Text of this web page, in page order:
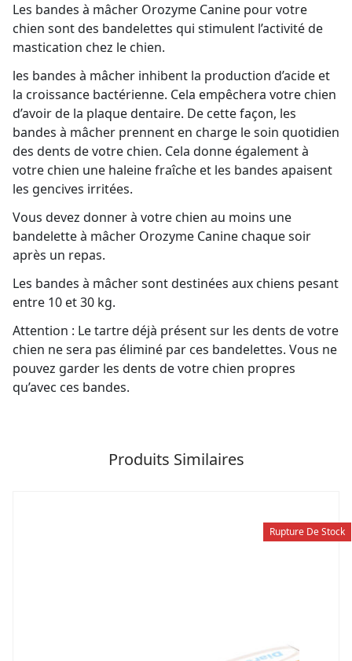
Les bandes à mâcher Orozyme Canine pour votre
chien sont des bandelettes qui stimulent l’activité de
mastication chez le chien.
les bandes à mâcher inhibent la production d’acide et
la croissance bactérienne. Cela empêchera votre chien
d’avoir de la plaque dentaire. De cette façon, les
bandes à mâcher prennent en charge le soin quotidien
des dents de votre chien. Cela donne également à
votre chien une haleine fraîche et les bandes apaisent
les gencives irritées.
Vous devez donner à votre chien au moins une
bandelette à mâcher Orozyme Canine chaque soir
après un repas.
Les bandes à mâcher sont destinées aux chiens pesant
entre 10 et 30 kg.
Attention : Le tartre déjà présent sur les dents de votre
chien ne sera pas éliminé par ces bandelettes. Vous ne
pouvez garder les dents de votre chien propres
qu’avec ces bandes.
Produits Similaires
Rupture De Stock